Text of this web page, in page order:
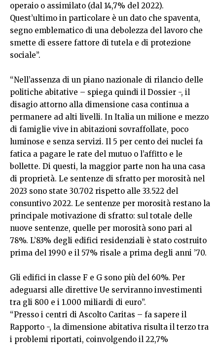
operaio o assimilato (dal 14,7% del 2022).
Quest’ultimo in particolare è un dato che spaventa,
segno emblematico di una debolezza del lavoro che
smette di essere fattore di tutela e di protezione
sociale”.
“Nell’assenza di un piano nazionale di rilancio delle
politiche abitative – spiega quindi il Dossier -, il
disagio attorno alla dimensione casa continua a
permanere ad alti livelli. In Italia un milione e mezzo
di famiglie vive in abitazioni sovraffollate, poco
luminose e senza servizi. Il 5 per cento dei nuclei fa
fatica a pagare le rate del mutuo o l’affitto e le
bollette. Di questi, la maggior parte non ha una casa
di proprietà. Le sentenze di sfratto per morosità nel
2023 sono state 30.702 rispetto alle 33.522 del
consuntivo 2022. Le sentenze per morosità restano la
principale motivazione di sfratto: sul totale delle
nuove sentenze, quelle per morosità sono pari al
78%. L’83% degli edifici residenziali è stato costruito
prima del 1990 e il 57% risale a prima degli anni ’70.
Gli edifici in classe F e G sono più del 60%. Per
adeguarsi alle direttive Ue serviranno investimenti
tra gli 800 e i 1.000 miliardi di euro”.
“Presso i centri di Ascolto Caritas – fa sapere il
Rapporto -, la dimensione abitativa risulta il terzo tra
i problemi riportati, coinvolgendo il 22,7%